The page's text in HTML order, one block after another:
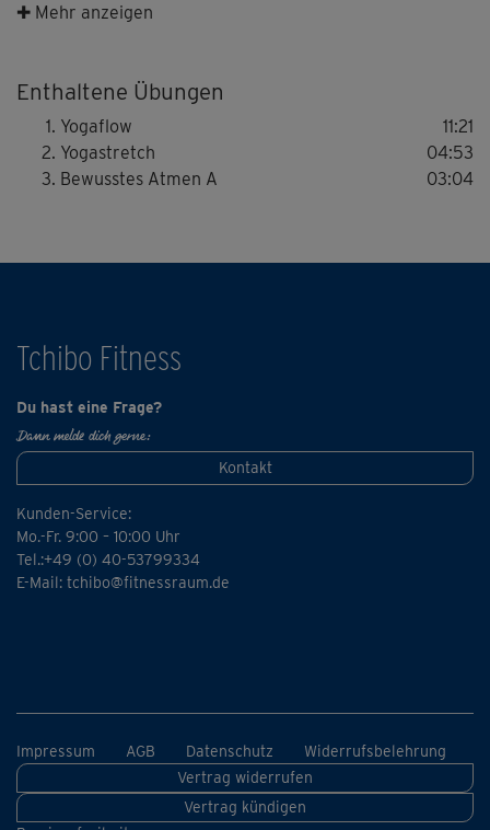
Dehnungsübungen für mehr Flexibilität und eine bessere
Los geht's im Flow. Der Rücken wird in alle Richtungen
mobilisiert, der Oberkörper gestretcht. Geübt wird im
Atemtempo, was zusätzlich die Achtsamkeit schult und
dabei hilft, Stress abzubauen.
Konzentration auf das bewusste Atem hilft dabei bewusst
loszulassen und das Gedankenrad zum Anhalten zu
bringen. Stress wird abgebaut, Körper und Geist kommen
in Balance.
✚ Mehr anzeigen
Enthaltene Übungen
Yogaflow
11:21
Yogastretch
04:53
Bewusstes Atmen A
03:04
Tchibo Fitness
Du hast eine Frage?
Dann melde dich gerne:
Kontakt
Kunden-Service:
Mo.-Fr. 9:00 – 10:00 Uhr
Tel.:+49 (0) 40-53799334
E-Mail: tchibo@fitnessraum.de
Impressum AGB Datenschutz
Widerrufsbelehrung
Vertrag widerrufen
Vertrag kündigen